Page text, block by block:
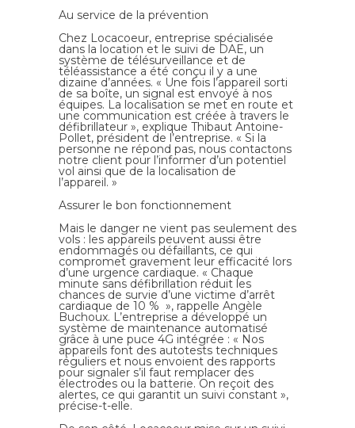
Au service de la prévention
Chez Locacoeur, entreprise spécialisée
dans la location et le suivi de DAE, un
système de télésurveillance et de
téléassistance a été conçu il y a une
dizaine d’années. « Une fois l’appareil sorti
de sa boîte, un signal est envoyé à nos
équipes. La localisation se met en route et
une communication est créée à travers le
défibrillateur », explique Thibaut Antoine-
Pollet, président de l’entreprise. « Si la
personne ne répond pas, nous contactons
notre client pour l’informer d’un potentiel
vol ainsi que de la localisation de
l’appareil. »
Assurer le bon fonctionnement
Mais le danger ne vient pas seulement des
vols : les appareils peuvent aussi être
endommagés ou défaillants, ce qui
compromet gravement leur efficacité lors
d’une urgence cardiaque. « Chaque
minute sans défibrillation réduit les
chances de survie d’une victime d’arrêt
cardiaque de 10 % », rappelle Angèle
Buchoux. L’entreprise a développé un
système de maintenance automatisé
grâce à une puce 4G intégrée : « Nos
appareils font des autotests techniques
réguliers et nous envoient des rapports
pour signaler s’il faut remplacer des
électrodes ou la batterie. On reçoit des
alertes, ce qui garantit un suivi constant »,
précise-t-elle.